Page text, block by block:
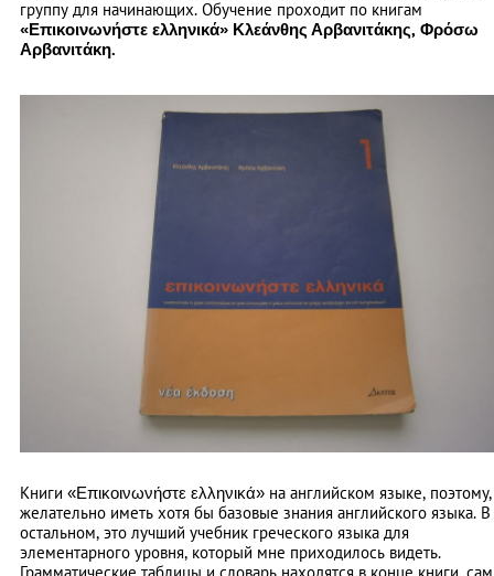
группу для начинающих. Обучение проходит по книгам
«Επικοινωνήστε ελληνικά» Κλεάνθης Αρβανιτάκης, Φρόσω
Αρβανιτάκη.
Книги «Επικοινωνήστε ελληνικά» на английском языке, поэтому,
желательно иметь хотя бы базовые знания английского языка. В
остальном, это лучший учебник греческого языка для
элементарного уровня, который мне приходилось видеть.